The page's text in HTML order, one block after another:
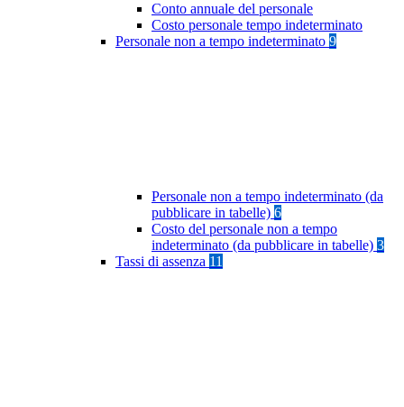
Conto annuale del personale
Costo personale tempo indeterminato
Personale non a tempo indeterminato 9
Personale non a tempo indeterminato (da
pubblicare in tabelle) 6
Costo del personale non a tempo
indeterminato (da pubblicare in tabelle) 3
Tassi di assenza 11